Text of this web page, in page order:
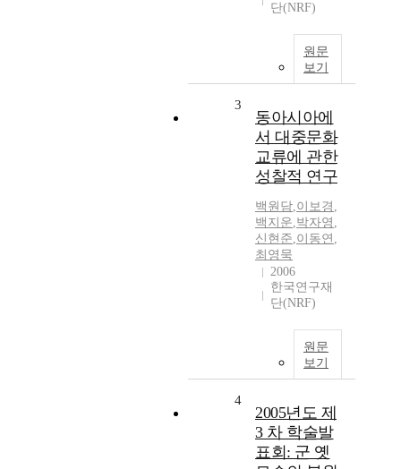
단(NRF)
원문
보기
3
동아시아에
서 대중문화
교류에 관한
성찰적 연구
백원담,이보경 ,
백지운,박자영 ,
신현준,이동연 ,
최영묵
2006
한국연구재
단(NRF)
원문
보기
4
2005년도 제
3 차 학술발
표회: 군 옛